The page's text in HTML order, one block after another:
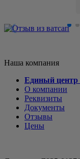
Наша компания
Единый центр
О компании
Реквизиты
Документы
Отзывы
Цены